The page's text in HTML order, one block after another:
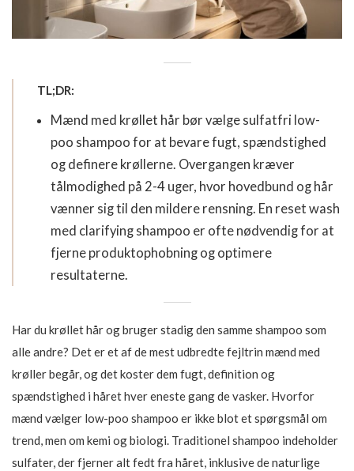
TL;DR:
Mænd med krøllet hår bør vælge sulfatfri low-
poo shampoo for at bevare fugt, spændstighed
og definere krøllerne. Overgangen kræver
tålmodighed på 2-4 uger, hvor hovedbund og hår
vænner sig til den mildere rensning. En reset wash
med clarifying shampoo er ofte nødvendig for at
fjerne produktophobning og optimere
resultaterne.
Har du krøllet hår og bruger stadig den samme shampoo som
alle andre? Det er et af de mest udbredte fejltrin mænd med
krøller begår, og det koster dem fugt, definition og
spændstighed i håret hver eneste gang de vasker. Hvorfor
mænd vælger low-poo shampoo er ikke blot et spørgsmål om
trend, men om kemi og biologi. Traditionel shampoo indeholder
sulfater, der fjerner alt fedt fra håret, inklusive de naturlige